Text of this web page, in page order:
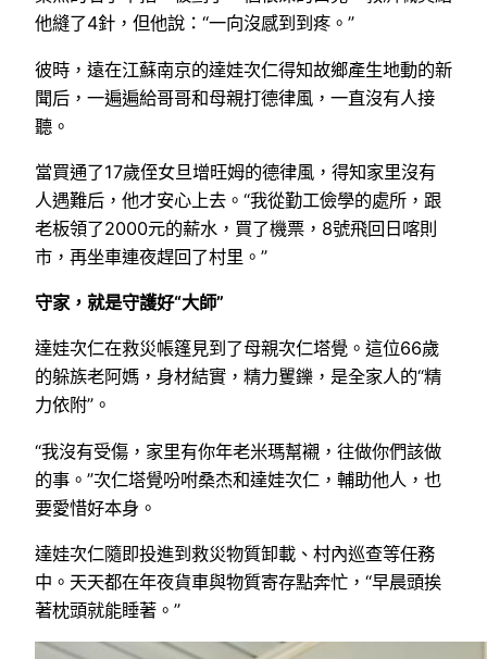
他縫了4針，但他說：“一向沒感到到疼。”
彼時，遠在江蘇南京的達娃次仁得知故鄉產生地動的新
聞后，一遍遍給哥哥和母親打德律風，一直沒有人接
聽。
當買通了17歲侄女旦增旺姆的德律風，得知家里沒有
人遇難后，他才安心上去。“我從勤工儉學的處所，跟
老板領了2000元的薪水，買了機票，8號飛回日喀則
市，再坐車連夜趕回了村里。”
守家，就是守護好“大師”
達娃次仁在救災帳篷見到了母親次仁塔覺。這位66歲
的躲族老阿媽，身材結實，精力矍鑠，是全家人的“精
力依附”。
“我沒有受傷，家里有你年老米瑪幫襯，往做你們該做
的事。”次仁塔覺吩咐桑杰和達娃次仁，輔助他人，也
要愛惜好本身。
達娃次仁隨即投進到救災物質卸載、村內巡查等任務
中。天天都在年夜貨車與物質寄存點奔忙，“早晨頭挨
著枕頭就能睡著。”